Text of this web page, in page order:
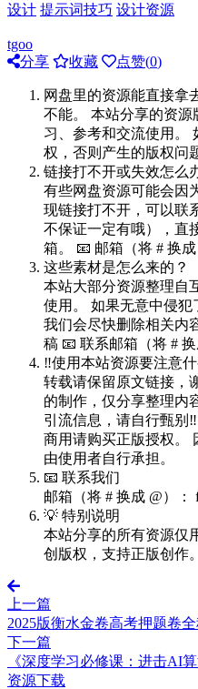
设计 提示词技巧 设计资源
tgoo
分享
收藏 点赞(0)
网盘里的资源能直接拿
不能。 本站分享的资
习、参考和交流使用。
权，否则产生的版权问
链接打不开或失效怎么
有些网盘资源可能会因
现链接打不开，可以联
不保证一定有哦），直
箱。 📧 邮箱（将 # 换成
这些素材是怎么来的？
本站大部分资源整理自
使用。 如果无意中侵犯
我们会尽快删除相关内
稿 📧 联系邮箱（将 # 换
‼️使用本站资源要注意什
转载请保留原文链接，
的制作，仅分享整理内
引流信息，请自行甄别
商用请购买正版授权。
由使用者自行承担。
📧 联系我们
邮箱（将 # 换成 @）：
💡 特别说明
本站分享的所有资源仅
创版权，支持正版创作。
上一篇
2025版衡水金卷高考押题卷
下一篇
《深度学习必修课：进击AI
资源下载